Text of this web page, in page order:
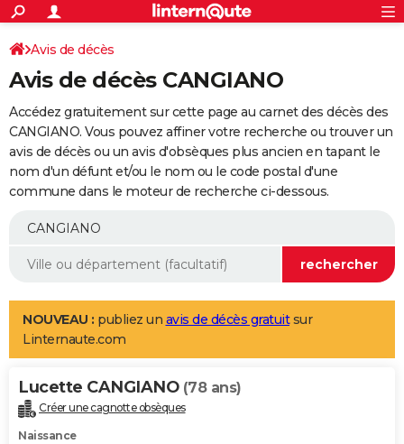
ACTUALITÉS
Politique
Société
Faits Divers
Education
Monde
Villes
+
SPORT
Coupe du monde 2026
Football
Tennis
Cyclisme
Rugby
Forum
Programme TV
TNT
Streaming
Cinéma
Sorties cinéma
Musique
+
FINANCE
Retraite
Epargne
Immobilier
Risques naturels par ville
Banque
Assurance
AUTO
Essais
Réserver un essai
Citadines
Berlines
SUV
Forum auto
+
Mobiles
Meilleur smartphone
Internet
Ordinateurs
Jeux vidéo
Guide high-tech
Aménagement intérieur
LIFESTYLE
Art de vivre
Bien-être
Loisirs
Mode
Modes de vie
Alimentation
Guide de la santé
Maladies
Médicaments
Sommeil
VOYAGE
Destinations
City break
Voyage nature
Voyage de noces
Forum
Climat
+PHOTO
Avis de décès
Avis de décès CANGIANO
Accédez gratuitement sur cette page au carnet des décès des
CANGIANO. Vous pouvez affiner votre recherche ou trouver un
avis de décès ou un avis d'obsèques plus ancien en tapant le
nom d'un défunt et/ou le nom ou le code postal d'une
commune dans le moteur de recherche ci-dessous.
NOUVEAU : publiez un avis de décès gratuitsur
Linternaute.com
Lucette CANGIANO (78 ans)
Créer une cagnotte obsèques
Naissance